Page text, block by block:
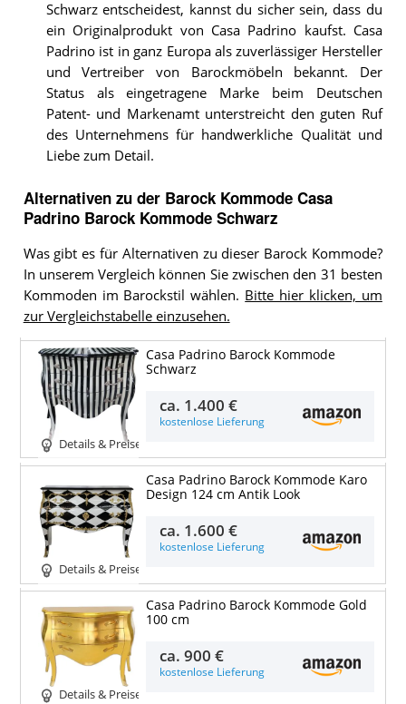
Schwarz entscheidest, kannst du sicher sein, dass du
ein Originalprodukt von Casa Padrino kaufst. Casa
Padrino ist in ganz Europa als zuverlässiger Hersteller
und Vertreiber von Barockmöbeln bekannt. Der
Status als eingetragene Marke beim Deutschen
Patent- und Markenamt unterstreicht den guten Ruf
des Unternehmens für handwerkliche Qualität und
Liebe zum Detail.
Alternativen zu der Barock Kommode Casa
Padrino Barock Kommode Schwarz
Was gibt es für Alternativen zu dieser Barock Kommode?
In unserem Vergleich können Sie zwischen den 31 besten
Kommoden im Barockstil wählen. Bitte hier klicken, um
zur Vergleichstabelle einzusehen.
Details & Preise
Casa Padrino Barock Kommode
Schwarz
ca. 1.400 €
kostenlose Lieferung
Details & Preise
Casa Padrino Barock Kommode Karo
Design 124 cm Antik Look
ca. 1.600 €
kostenlose Lieferung
Details & Preise
Casa Padrino Barock Kommode Gold
100 cm
ca.900 €
kostenlose Lieferung